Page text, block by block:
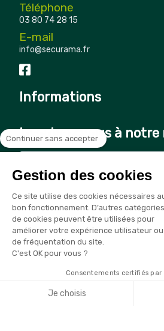
Téléphone
03 80 74 28 15
E-mail
info@securama.fr
Informations
Inscrivez-vous à
Vous pouvez vous désinscrire à tout
lien présent dans nos emails
Continuer sans accepter
Gestion des cookies
Ce site utilise des cookies nécessaires
bon fonctionnement. D’autres catégories
de cookies peuvent être utilisées pour
améliorer votre expérience utilisateur
de fréquentation du site.
C'est OK pour vous ?
Consentements certifiés par
Je choisis